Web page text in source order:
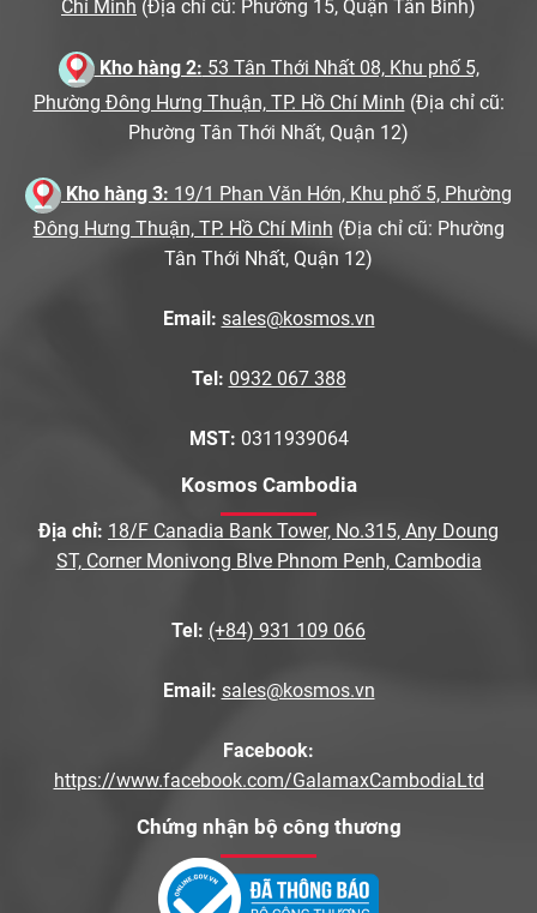
Chí Minh (Địa chỉ cũ: Phường 15, Quận Tân Bình)
Kho hàng 2: 53 Tân Thới Nhất 08, Khu phố 5,
Phường Đông Hưng Thuận, TP. Hồ Chí Minh (Địa chỉ cũ:
Phường Tân Thới Nhất, Quận 12)
Kho hàng 3: 19/1 Phan Văn Hớn, Khu phố 5, Phường
Đông Hưng Thuận, TP. Hồ Chí Minh (Địa chỉ cũ: Phường
Tân Thới Nhất, Quận 12)
Email: sales@kosmos.vn
Tel: 0932 067 388
MST: 0311939064
Kosmos Cambodia
Địa chỉ: 18/F Canadia Bank Tower, No.315, Any Doung
ST, Corner Monivong Blve Phnom Penh, Cambodia
Tel: (+84) 931 109 066
Email: sales@kosmos.vn
Facebook:
https://www.facebook.com/GalamaxCambodiaLtd
Chứng nhận bộ công thương